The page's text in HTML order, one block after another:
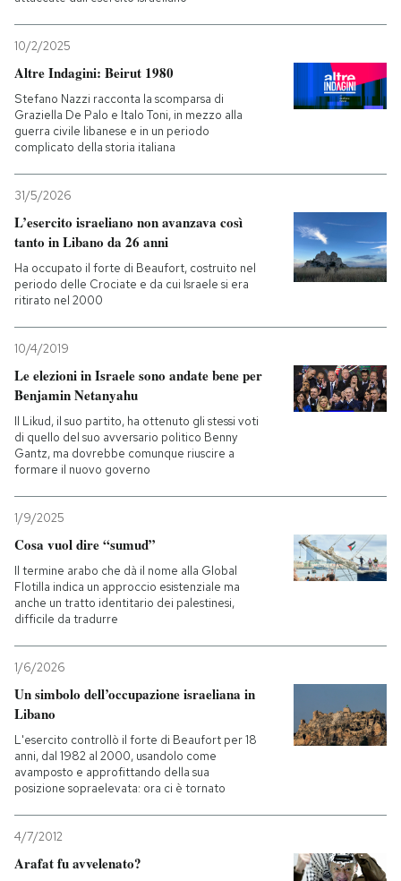
10/2/2025
Altre Indagini: Beirut 1980
Stefano Nazzi racconta la scomparsa di
Graziella De Palo e Italo Toni, in mezzo alla
guerra civile libanese e in un periodo
complicato della storia italiana
31/5/2026
L’esercito israeliano non avanzava così
tanto in Libano da 26 anni
Ha occupato il forte di Beaufort, costruito nel
periodo delle Crociate e da cui Israele si era
ritirato nel 2000
10/4/2019
Le elezioni in Israele sono andate bene per
Benjamin Netanyahu
Il Likud, il suo partito, ha ottenuto gli stessi voti
di quello del suo avversario politico Benny
Gantz, ma dovrebbe comunque riuscire a
formare il nuovo governo
1/9/2025
Cosa vuol dire “sumud”
Il termine arabo che dà il nome alla Global
Flotilla indica un approccio esistenziale ma
anche un tratto identitario dei palestinesi,
difficile da tradurre
1/6/2026
Un simbolo dell’occupazione israeliana in
Libano
L'esercito controllò il forte di Beaufort per 18
anni, dal 1982 al 2000, usandolo come
avamposto e approfittando della sua
posizione sopraelevata: ora ci è tornato
4/7/2012
Arafat fu avvelenato?